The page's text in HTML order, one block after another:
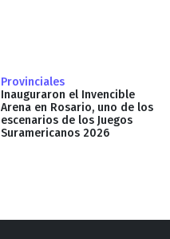
Provinciales
Inauguraron el Invencible
Arena en Rosario, uno de los
escenarios de los Juegos
Suramericanos 2026